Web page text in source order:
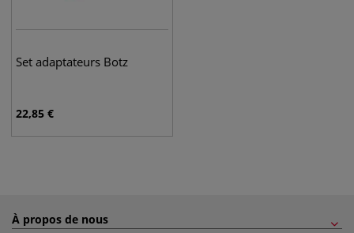
Set adaptateurs Botz
22,85 €
À propos de nous